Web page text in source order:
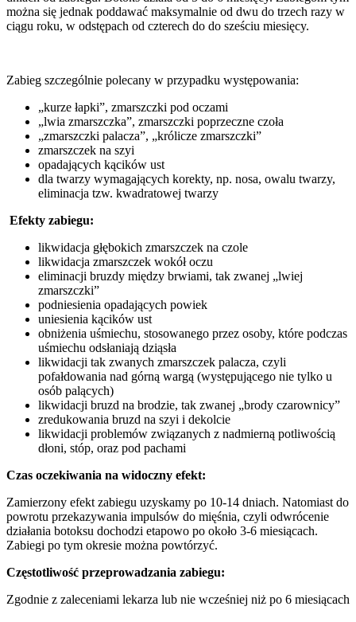
można się jednak poddawać maksymalnie od dwu do trzech razy w
ciągu roku, w odstępach od czterech do do sześciu miesięcy.
Zabieg szczególnie polecany w przypadku występowania:
„kurze łapki”, zmarszczki pod oczami
„lwia zmarszczka”, zmarszczki poprzeczne czoła
„zmarszczki palacza”, „królicze zmarszczki”
zmarszczek na szyi
opadających kącików ust
dla twarzy wymagających korekty, np. nosa, owalu twarzy,
eliminacja tzw. kwadratowej twarzy
Efekty zabiegu:
likwidacja głębokich zmarszczek na czole
likwidacja zmarszczek wokół oczu
eliminacji bruzdy między brwiami, tak zwanej „lwiej
zmarszczki”
podniesienia opadających powiek
uniesienia kącików ust
obniżenia uśmiechu, stosowanego przez osoby, które podczas
uśmiechu odsłaniają dziąsła
likwidacji tak zwanych zmarszczek palacza, czyli
pofałdowania nad górną wargą (występującego nie tylko u
osób palących)
likwidacji bruzd na brodzie, tak zwanej „brody czarownicy”
zredukowania bruzd na szyi i dekolcie
likwidacji problemów związanych z nadmierną potliwością
dłoni, stóp, oraz pod pachami
Czas oczekiwania na widoczny efekt:
Zamierzony efekt zabiegu uzyskamy po 10-14 dniach. Natomiast do
powrotu przekazywania impulsów do mięśnia, czyli odwrócenie
działania botoksu dochodzi etapowo po około 3-6 miesiącach.
Zabiegi po tym okresie można powtórzyć.
Częstotliwość przeprowadzania zabiegu:
Zgodnie z zaleceniami lekarza lub nie wcześniej niż po 6 miesiącach